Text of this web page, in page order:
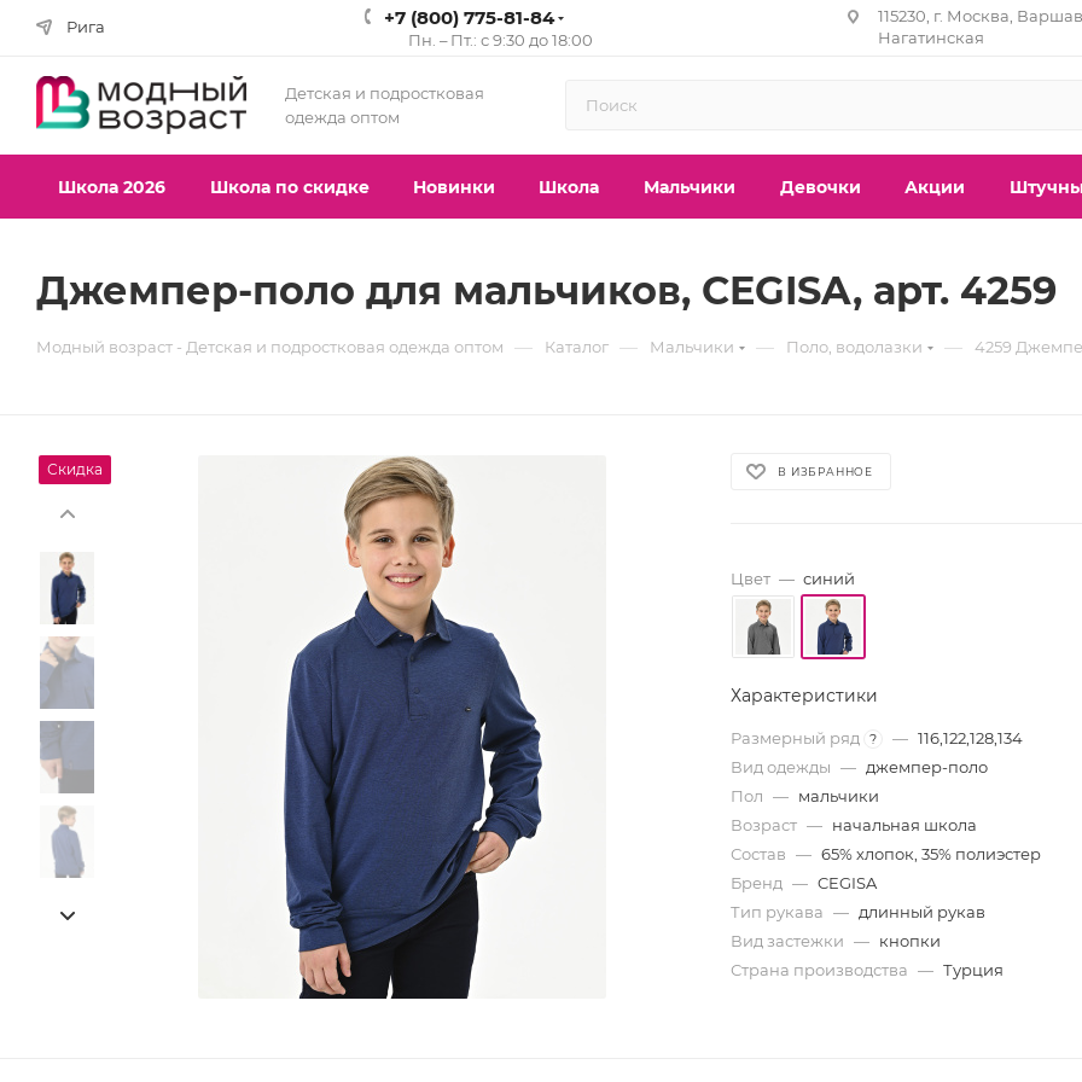
Рига +7 (800) 775-81-84
Пн. – Пт.: с 9:30 до 18:00
115230, г. Москва,
Нагатинская
Детская и подростковая
одежда оптом
Школа 2026 Школа по скидке Новинки Школа Мальчики Девочки Акции
Джемпер-поло для мальчиков, CEGISA, арт. 4259
Модный возраст - Детская и подростковая одежда оптом — Каталог — Мальчики — Поло, водолазки — 4259
Скидка В ИЗБРАННОЕ
Цвет — синий
Характеристики
Размерный ряд ? — 116,122,128,134
Вид одежды — джемпер-поло
Пол — мальчики
Возраст — начальная школа
Состав — 65% хлопок, 35% полиэстер
Бренд — CEGISA
Тип рукава — длинный рукав
Вид застежки — кнопки
Страна производства — Турция